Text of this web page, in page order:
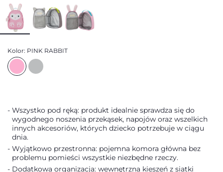
Kolor: PINK RABBIT
Wszystko pod ręką: produkt idealnie sprawdza się do
wygodnego noszenia przekąsek, napojów oraz wszelkich
innych akcesoriów, których dziecko potrzebuje w ciągu
dnia.
Wyjątkowo przestronna: pojemna komora główna bez
problemu pomieści wszystkie niezbędne rzeczy.
Dodatkowa organizacja: wewnętrzna kieszeń z siatki